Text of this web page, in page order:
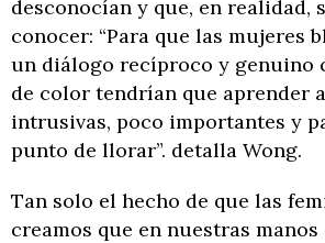
desconocían y que, en realidad,
conocer: “Para que las mujeres
un diálogo recíproco y genuino
de color tendrían que aprender
intrusivas, poco importantes y
punto de llorar”. detalla Wong.
Tan solo el hecho de que las
creamos que en nuestras manos